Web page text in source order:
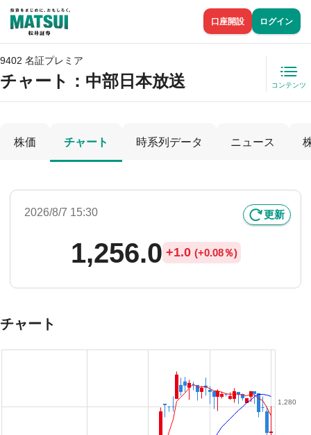
口座開設 ログイン
9402 名証プレミア
チャート： 中部日本放送 コンテンツ
株価 チャート 時系列データ ニュース
2026/8/7 15:30 更新
1,256.0 +1.0 (+0.08％)
チャート
1,280